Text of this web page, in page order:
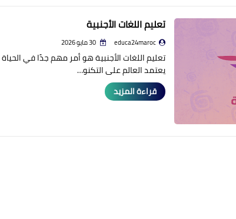
تعليم اللغات الأجنبية
educa24maroc
تعليم اللغات الأجنبية هو أمر مهم جدًا في
يعتمد العالم على التكنو…
قراءة المزيد